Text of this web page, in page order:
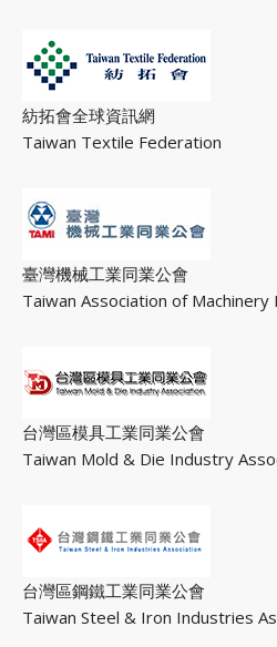
紡拓會全球資訊網
Taiwan Textile Federation
臺灣機械工業同業公會
Taiwan Association of
台灣區模具工業同業公會
Taiwan Mold & Die Industry
台灣區鋼鐵工業同業公會
Taiwan Steel & Iron Industries